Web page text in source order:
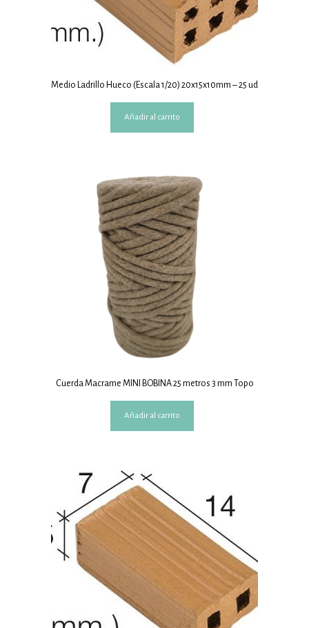
Medio Ladrillo Hueco (Escala 1/20) 20x15x10mm – 25 ud
Añadir al carrito
Cuerda Macrame MINI BOBINA 25 metros 3 mm Topo
Añadir al carrito